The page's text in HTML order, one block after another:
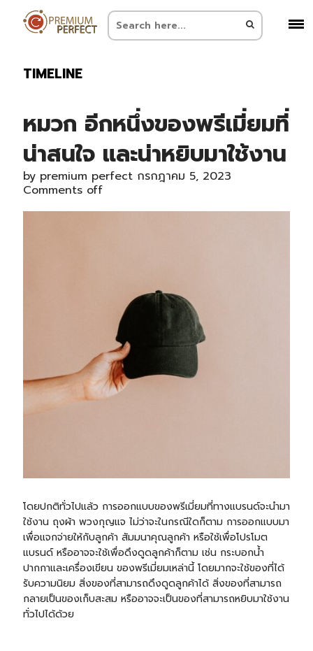
TIMELINE
หมวก อีกหนึ่งของพรีเมี่ยมที่
น่าสนใจ และน่าหยิบมาใช้งาน
by premium perfect กรกฎาคม 5, 2023
Comments off
โดยปกติทั่วไปแล้ว การออกแบบของพรีเมี่ยมที่ทางแบรนด์จะนำมา
ใช้งาน ถุงผ้า พวงกุญแจ ไม่ว่าจะในกรณีใดก็ตาม การออกแบบมา
เพื่อแจกจ่ายให้กับลูกค้า สัมมนาคุณลูกค้า หรือใช้เพื่อโปรโมต
แบรนด์ หรืออาจจะใช้เพื่อดึงดูดลูกค้าก็ตาม เช่นกระบอกน้ำ
ปากกาและเครื่องเขียน ของพรีเมี่ยมเหล่านี้ โดยมากจะใช้ของที่ได้
รับความนิยม สิ่งของที่สามารถดึงดูดลูกค้าได้ สิ่งของที่สามารถ
กลายเป็นของเก็บสะสม หรืออาจจะเป็นของที่สามารถหยิบมาใช้งาน
ทั่วไปได้ด้วย